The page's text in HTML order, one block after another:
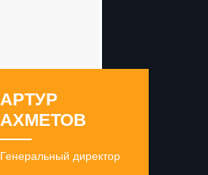
Генеральный директор
АРТУР
АХМЕТОВ